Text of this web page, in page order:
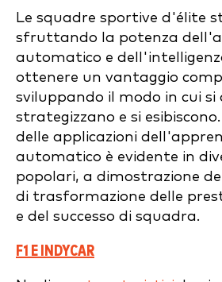
Le squadre sportive d'élite
sfruttando la potenza
automatico e
ottenere un vantaggio
sviluppando il modo in cui si
strategizzano e si
delle applicazioni
automatico è evidente in
popolari, a dimostrazione
di trasformazione delle
e del successo di squadra.
F1 E INDYCAR